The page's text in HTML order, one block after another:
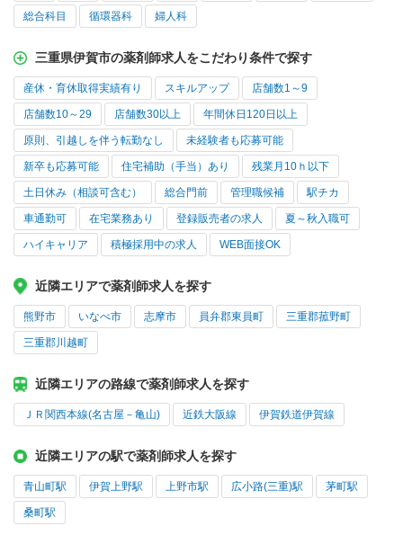
総合科目 循環器科 婦人科
三重県伊賀市の薬剤師求人をこだわり条件で探す
産休・育休取得実績有り スキルアップ 店舗数1～9
店舗数10～29 店舗数30以上 年間休日120日以上
原則、引越しを伴う転勤なし 未経験者も応募可能
新卒も応募可能 住宅補助（手当）あり 残業月10ｈ以下
土日休み（相談可含む） 総合門前 管理職候補 駅チカ
車通勤可 在宅業務あり 登録販売者の求人 夏～秋入職可
ハイキャリア 積極採用中の求人 WEB面接OK
近隣エリアで薬剤師求人を探す
熊野市 いなべ市 志摩市 員弁郡東員町 三重郡菰野町
三重郡川越町
近隣エリアの路線で薬剤師求人を探す
ＪＲ関西本線(名古屋－亀山) 近鉄大阪線 伊賀鉄道伊賀線
近隣エリアの駅で薬剤師求人を探す
青山町駅 伊賀上野駅 上野市駅 広小路(三重)駅 茅町駅
桑町駅